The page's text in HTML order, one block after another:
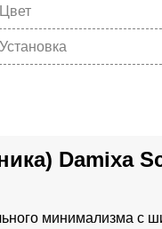
Цвет
Установка
Damixa
минимализма с